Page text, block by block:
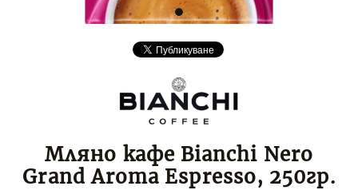
Мляно кафе Bianchi Nero
Grand Aroma Espresso, 250гр.